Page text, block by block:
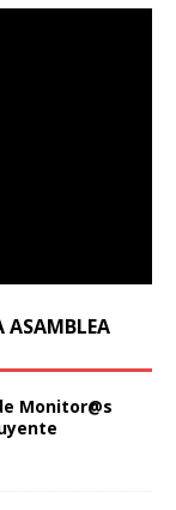
ASAMBLEA
Monitor@s